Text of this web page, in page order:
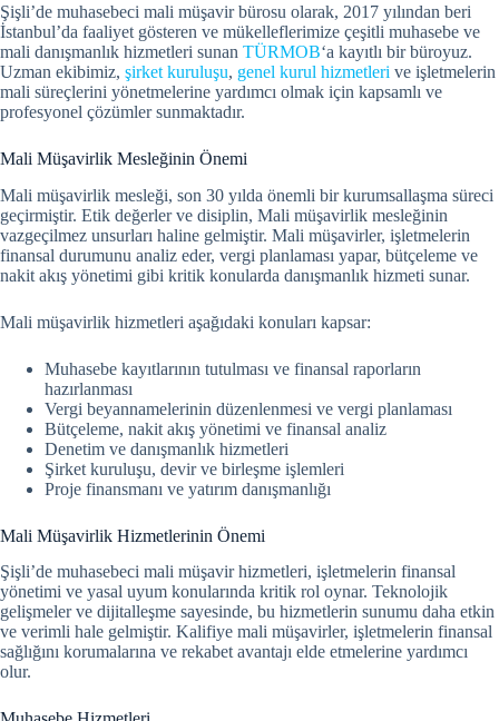
Şişli’de muhasebeci mali müşavir bürosu olarak, 2017 yılından beri
İstanbul’da faaliyet gösteren ve mükelleflerimize çeşitli muhasebe ve
mali danışmanlık hizmetleri sunan TÜRMOB‘a kayıtlı bir büroyuz.
Uzman ekibimiz, şirket kuruluşu, genel kurul hizmetleri ve işletmelerin
mali süreçlerini yönetmelerine yardımcı olmak için kapsamlı ve
profesyonel çözümler sunmaktadır.
Mali Müşavirlik Mesleğinin Önemi
Mali müşavirlik mesleği, son 30 yılda önemli bir kurumsallaşma süreci
geçirmiştir. Etik değerler ve disiplin, Mali müşavirlik mesleğinin
vazgeçilmez unsurları haline gelmiştir. Mali müşavirler, işletmelerin
finansal durumunu analiz eder, vergi planlaması yapar, bütçeleme ve
nakit akış yönetimi gibi kritik konularda danışmanlık hizmeti sunar.
Mali müşavirlik hizmetleri aşağıdaki konuları kapsar:
Muhasebe kayıtlarının tutulması ve finansal raporların
hazırlanması
Vergi beyannamelerinin düzenlenmesi ve vergi planlaması
Bütçeleme, nakit akış yönetimi ve finansal analiz
Denetim ve danışmanlık hizmetleri
Şirket kuruluşu, devir ve birleşme işlemleri
Proje finansmanı ve yatırım danışmanlığı
Mali Müşavirlik Hizmetlerinin Önemi
Şişli’de muhasebeci mali müşavir hizmetleri, işletmelerin finansal
yönetimi ve yasal uyum konularında kritik rol oynar. Teknolojik
gelişmeler ve dijitalleşme sayesinde, bu hizmetlerin sunumu daha etkin
ve verimli hale gelmiştir. Kalifiye mali müşavirler, işletmelerin finansal
sağlığını korumalarına ve rekabet avantajı elde etmelerine yardımcı
olur.